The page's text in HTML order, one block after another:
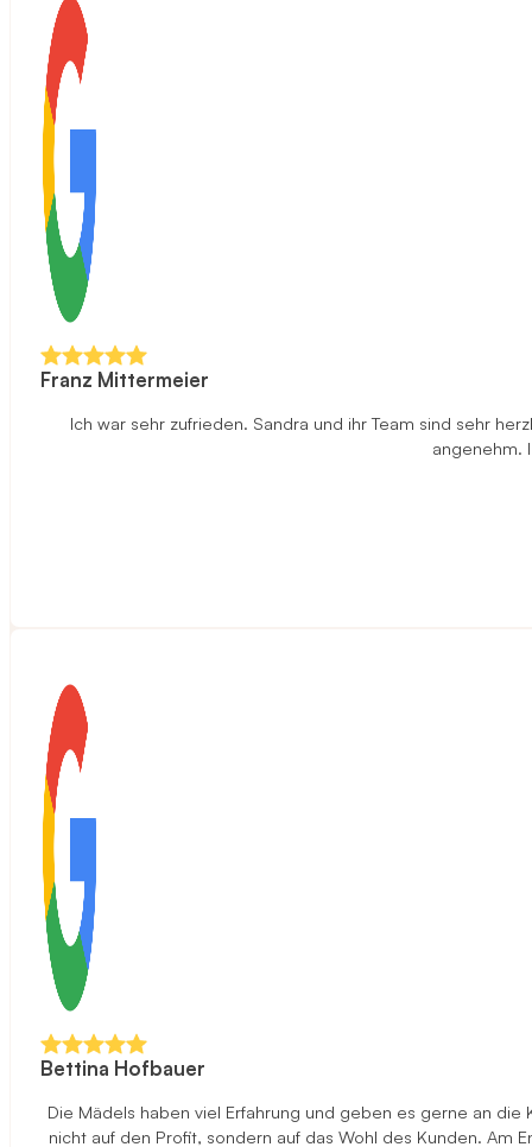
Franz Mittermeier
Ich war sehr zufrieden. Sandra und ihr Team sind sehr
angenehm.
Bettina Hofbauer
Die Mädels haben viel Erfahrung und geben es gerne an
nicht auf den Profit, sondern auf das Wohl des Kunden. Am